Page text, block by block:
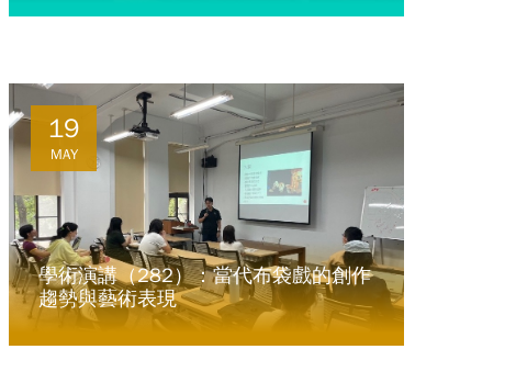
19
MAY
學術演講（282）：當代布袋戲的創作
趨勢與藝術表現